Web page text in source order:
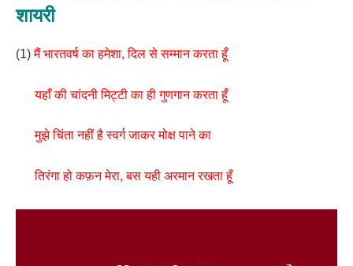
शायरी
(1)मैं भारतवर्ष का हमेशा, दिल से सम्मान करता हूँ
यहाँ की चांदनी मिट्टी का ही गुणगान करता हूँ
मुझे चिंता नहीं है स्वर्ग जाकर मोक्ष पाने का
तिरंगा हो कफ़न मेरा, बस यही अरमान रखता हूँ